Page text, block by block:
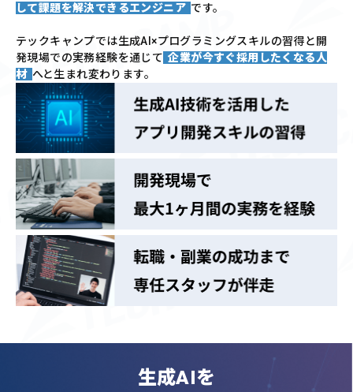
して課題を解決できるエンジニア です。
テックキャンプでは生成AI×プログラミングスキルの習得と開
発現場での実務経験を通じて 企業が今すぐ採用したくなる人
材 へと生まれ変わります。
生成AIを